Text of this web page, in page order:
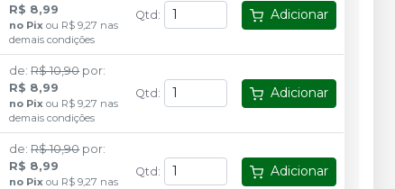
R$ 8,99
no Pix ou R$ 9,27 nas
demais condições
Qtd : Adicionar
de: R$ 10,90 por:
R$ 8,99
no Pix ou R$ 9,27 nas
demais condições
Qtd : Adicionar
de: R$ 10,90 por:
R$ 8,99
no Pix ou R$ 9,27 nas
Qtd : Adicionar